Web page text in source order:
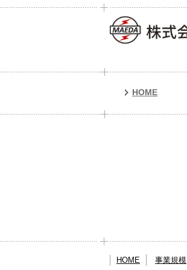
HOME
HOME 事業規模